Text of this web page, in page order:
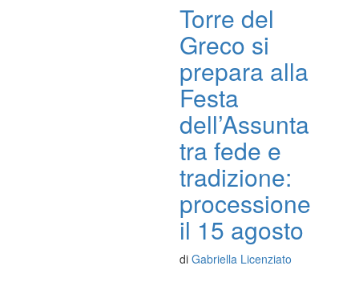
Torre del
Greco si
prepara alla
Festa
dell’Assunta
tra fede e
tradizione:
processione
il 15 agosto
di Gabriella Licenziato